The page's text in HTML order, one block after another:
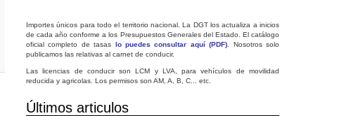
Importes únicos para todo el territorio nacional. La DGT los actualiza a inicios
de cada año conforme a los Presupuestos Generales del Estado. El catálogo
oficial completo de tasas lo puedes consultar aquí (PDF) . Nosotros solo
publicamos las relativas al carnet de conducir.
Las licencias de conducir son LCM y LVA, para vehículos de movilidad
reducida y agricolas. Los permisos son AM, A, B, C... etc.
Últimos articulos